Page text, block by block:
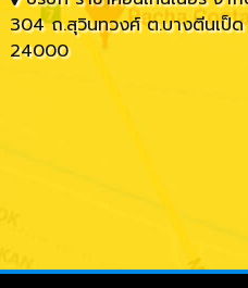
304 ถ.สุวินทวงศ์ ต.บางตีนเป็ด อ
24000